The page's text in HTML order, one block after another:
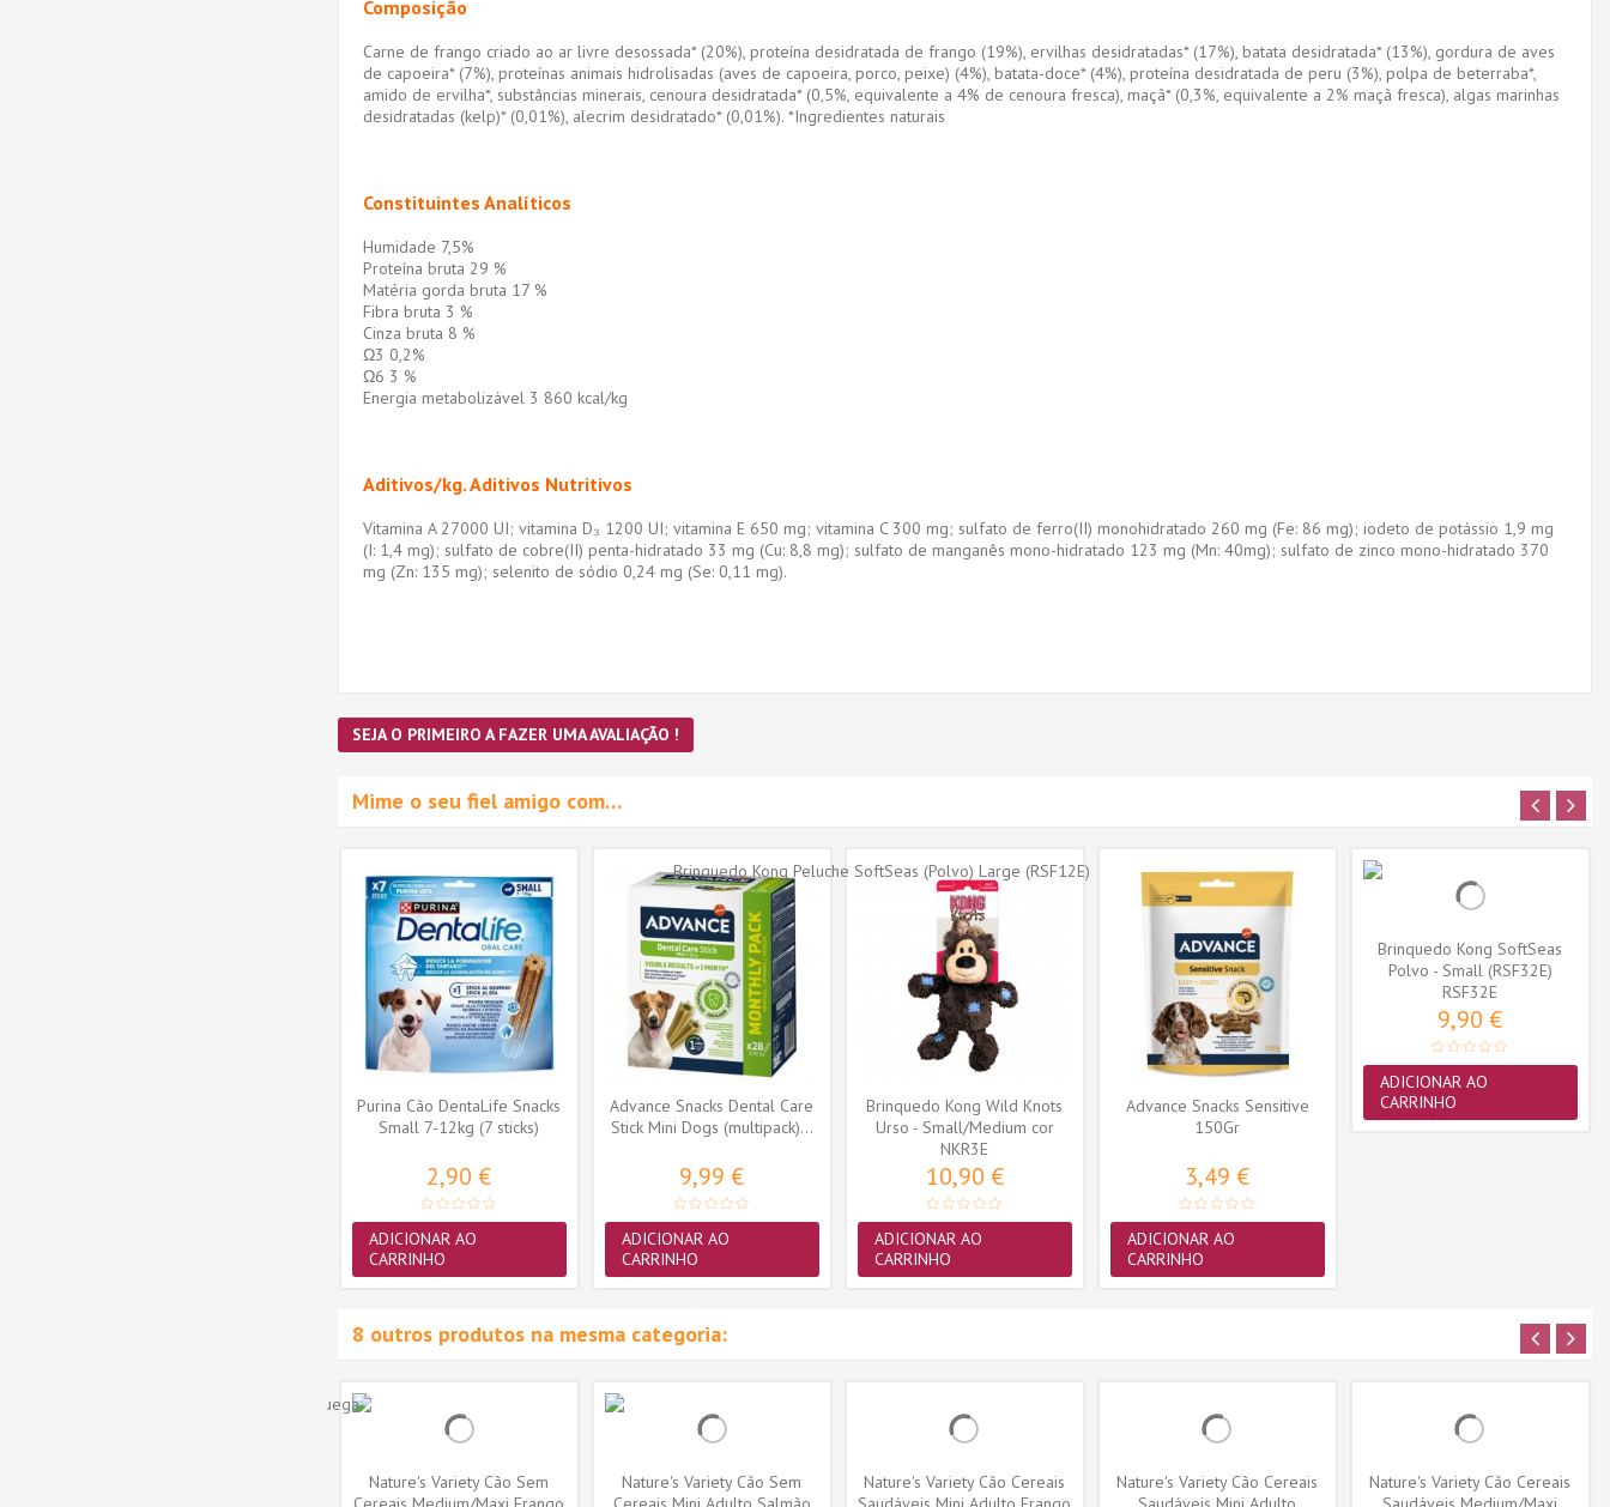
Composição
Carne de frango criado ao ar livre desossada* (20%), proteína desidratada de frango (19%), ervilhas desidratadas* (17%), batata desidratada* (13%), gordura de aves
de capoeira* (7%), proteínas animais hidrolisadas (aves de capoeira, porco, peixe) (4%), batata-doce* (4%), proteína desidratada de peru (3%), polpa de beterraba*,
amido de ervilha*, substâncias minerais, cenoura desidratada* (0,5%, equivalente a 4% de cenoura fresca), maçã* (0,3%, equivalente a 2% maçã fresca), algas marinhas
desidratadas (kelp)* (0,01%), alecrim desidratado* (0,01%). *Ingredientes naturais
Constituintes Analíticos
Humidade 7,5%
Proteína bruta 29 %
Matéria gorda bruta 17 %
Fibra bruta 3 %
Cinza bruta 8 %
Ω3 0,2%
Ω6 3 %
Energia metabolizável 3 860 kcal/kg
Aditivos/kg. Aditivos Nutritivos
Vitamina A 27000 UI; vitamina D₃ 1200 UI; vitamina E 650 mg; vitamina C 300 mg; sulfato de ferro(II) monohidratado 260 mg (Fe: 86 mg); iodeto de potássio 1,9 mg
(I: 1,4 mg); sulfato de cobre(II) penta-hidratado 33 mg (Cu: 8,8 mg); sulfato de manganês mono-hidratado 123 mg (Mn: 40mg); sulfato de zinco mono-hidratado 370
mg (Zn: 135 mg); selenito de sódio 0,24 mg (Se: 0,11 mg).
SEJA O PRIMEIRO A FAZER UMA AVALIAÇÃO !
Mime o seu fiel amigo com…
Purina Cão DentaLife Snacks
Small 7-12kg (7 sticks)
2,90 €
ADICIONAR AO
CARRINHO
Advance Snacks Dental Care
Stick Mini Dogs (multipack)...
9,99 €
ADICIONAR AO
CARRINHO
Brinquedo Kong Wild Knots
Urso - Small/Medium cor
sortida...
NKR3E
10,90 €
ADICIONAR AO
CARRINHO
Advance Snacks Sensitive
150Gr
3,49 €
ADICIONAR AO
CARRINHO
Brinquedo Kong SoftSeas
Polvo - Small (RSF32E)
RSF32E
9,90 €
ADICIONAR AO
CARRINHO
8 outros produtos na mesma categoria:
Nature's Variety Cão Sem
Nature's Variety Cão Sem
Nature's Variety Cão Cereais
Nature's Variety Cão Cereais
Nature's Variety Cão Cereais